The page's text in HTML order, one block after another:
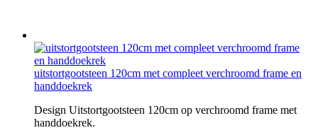
uitstortgootsteen 120cm met compleet verchroomd frame en
handdoekrek
Design Uitstortgootsteen 120cm op verchroomd frame met
handdoekrek.